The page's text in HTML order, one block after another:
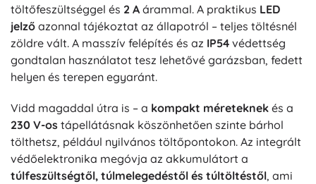
töltőfeszültséggel és 2 A árammal. A praktikus LED
jelző azonnal tájékoztat az állapotról – teljes töltésnél
zöldre vált. A masszív felépítés és az IP54 védettség
gondtalan használatot tesz lehetővé garázsban, fedett
helyen és terepen egyaránt.
Vidd magaddal útra is – a kompakt méreteknek és a
230 V-os tápellátásnak köszönhetően szinte bárhol
tölthetsz, például nyilvános töltőpontokon. Az integrált
védőelektronika megóvja az akkumulátort a
túlfeszültségtől, túlmelegedéstől és túltöltéstől, ami